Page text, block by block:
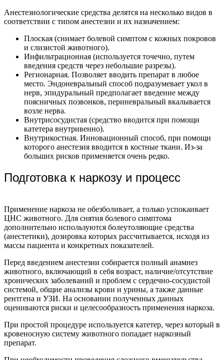
Анестезиологические средства делятся на несколько видов в
соответствии с типом анестезии и их назначением:
Плоская (снимает болевой симптом с кожных покровов
и слизистой животного).
Инфильтрационная (используется точечно, путем
введения средств через небольшие разрезы).
Регионарная. Позволяет вводить препарат в любое
место. Эндоневральный способ подразумевает укол в
нерв, эпидуральный предполагает введение между
поясничных позвонков, периневральный вкалывается
возле нерва.
Внутрисосудистая (средство вводится при помощи
катетера внутривенно).
Внутрикостная. Инновационный способ, при помощи
которого анестезия вводится в костные ткани. Из-за
больших рисков применяется очень редко.
Подготовка к наркозу и процесс
Применение наркоза не обезболивает, а только успокаивает
ЦНС животного. Для снятия болевого симптома
дополнительно используются болеутоляющие средства
(анестетики), дозировка которых рассчитывается, исходя из
массы пациента и конкретных показателей.
Перед введением анестезии собирается полный анамнез
животного, включающий в себя возраст, наличие/отсутствие
хронических заболеваний и проблем с сердечно-сосудистой
системой, общие анализы крови и урины, а также данные
рентгена и УЗИ. На основании полученных данных
оцениваются риски и целесообразность применения наркоза.
При простой процедуре используется катетер, через который в
кровеносную систему животного попадает наркозный
препарат.